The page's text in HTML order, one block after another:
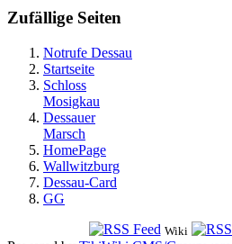
Zufällige Seiten
Notrufe Dessau
Startseite
Schloss
Mosigkau
Dessauer
Marsch
HomePage
Wallwitzburg
Dessau-Card
GG
Wiki